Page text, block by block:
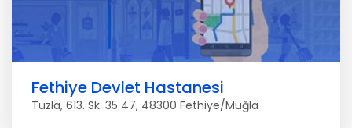
Fethiye Devlet Hastanesi
Tuzla, 613. Sk. 35 47, 48300 Fethiye/Muğla